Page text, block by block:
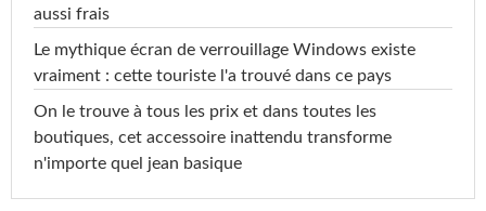
aussi frais
Le mythique écran de verrouillage Windows existe
vraiment : cette touriste l'a trouvé dans ce pays
On le trouve à tous les prix et dans toutes les
boutiques, cet accessoire inattendu transforme
n'importe quel jean basique